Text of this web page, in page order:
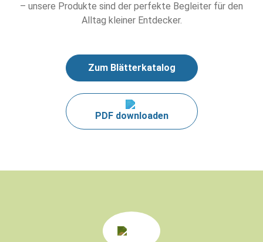
– unsere Produkte sind der perfekte Begleiter für den
Alltag kleiner Entdecker.
Zum Blätterkatalog
PDF downloaden